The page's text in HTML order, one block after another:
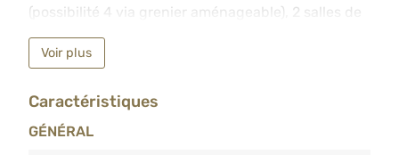
(possibilité 4 via grenier aménageable), 2 salles de
bain, 3 WC, buanderie, cave et espaces
polyvalents.Atouts :Chauffage central gaz récent
emplacements de parking privatifs. La propriété
dispose également de deux entrées
Voir plus
Caractéristiques
GÉNÉRAL